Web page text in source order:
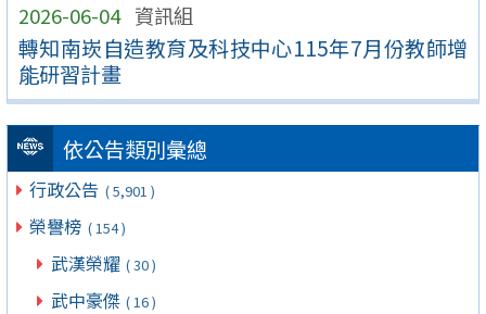
2026-06-04 資訊組
轉知南崁自造教育及科技中心115年7月份教師增
能研習計畫
依公告類別彙總
行政公告 ( 5,901 )
榮譽榜 ( 154 )
武漢榮耀 ( 30 )
武中豪傑 ( 16 )